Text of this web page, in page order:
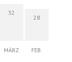
32
MÄRZ
28
FEB.